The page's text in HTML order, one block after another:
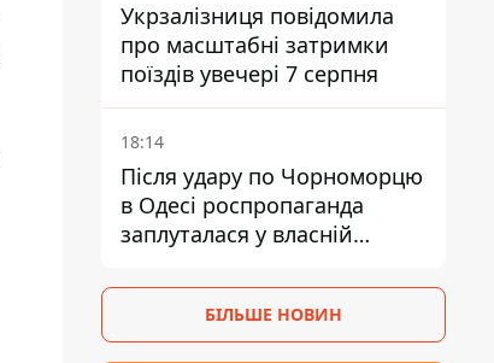
Укрзалізниця повідомила
про масштабні затримки
поїздів увечері 7 серпня
18:14
Після удару по Чорноморцю
в Одесі роспропаганда
заплуталася у власній
БІЛЬШЕ НОВИН